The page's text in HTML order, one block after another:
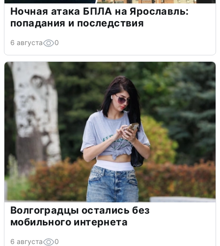
Ночная атака БПЛА на Ярославль:
попадания и последствия
6 августа 0
Волгоградцы остались без
мобильного интернета
6 августа 0